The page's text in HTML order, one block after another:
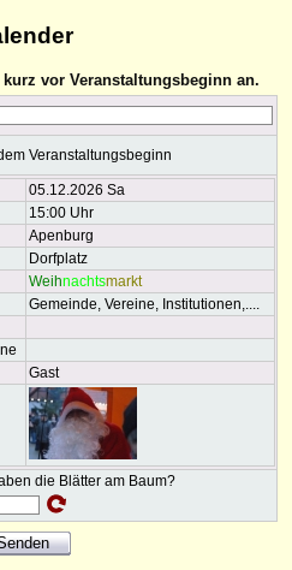
vor Veranstaltungsbeginn an.
Veranstaltungsbeginn
05.12.2026 Sa
15:00 Uhr
Apenburg
Dorfplatz
Weihnachtsmarkt
Gemeinde, Vereine, Institutionen,....
Gast
die Blätter am Baum?